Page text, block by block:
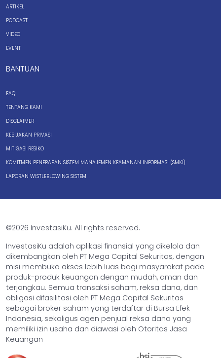
ARTIKEL
PODCAST
VIDEO
EVENT
BANTUAN
FAQ
TENTANG KAMI
DISCLAIMER
KEBIJAKAN PRIVASI
MITIGASI RESIKO
KOMITMEN PENERAPAN SISTEM MANAJEMEN KEAMANAN INFORMASI (SMKI)
LAPORAN WISTLEBLOWING SISTEM
©2026 InvestasiKu. All rights reserved.
InvestasiKu adalah aplikasi finansial yang dikelola dan
dikembangkan oleh PT Mega Capital Sekuritas, dengan
misi membuka akses lebih luas bagi masyarakat pada
produk-produk keuangan dengan mudah, aman dan
terjangkau. Semua transaksi saham, reksa dana, dan
obligasi difasilitasi oleh PT Mega Capital Sekuritas
sebagai broker saham yang terdaftar di Bursa Efek
Indonesia, sekaligus agen penjual reksa dana yang
memiliki izin usaha dan diawasi oleh Otoritas Jasa
Keuangan